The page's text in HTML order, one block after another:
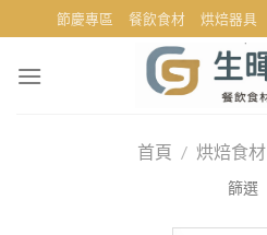
to
content
節慶專區 餐飲食材 烘焙器具
首頁 / 烘焙食材